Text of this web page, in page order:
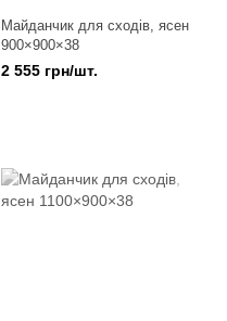
Майданчик для сходів, ясен
900×900×38
2 555 грн/шт.